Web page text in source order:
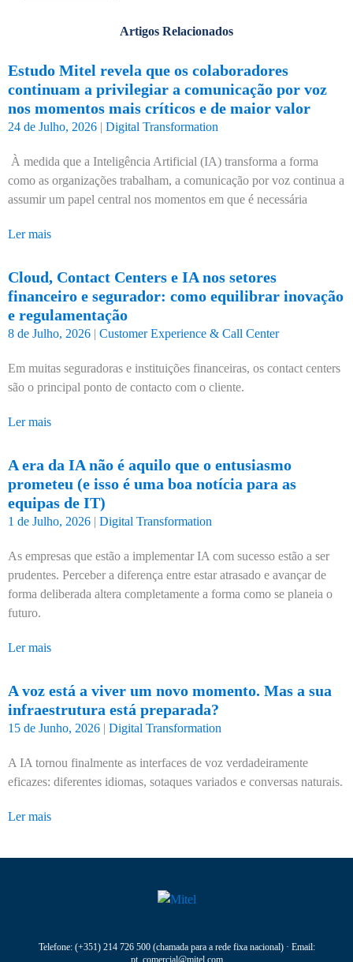
Artigos Relacionados
Estudo Mitel revela que os colaboradores
continuam a privilegiar a comunicação por voz
nos momentos mais críticos e de maior valor
24 de Julho, 2026 | Digital Transformation
À medida que a Inteligência Artificial (IA) transforma a forma
como as organizações trabalham, a comunicação por voz continua a
assumir um papel central nos momentos em que é necessária
Ler mais
Cloud, Contact Centers e IA nos setores
financeiro e segurador: como equilibrar inovação
e regulamentação
8 de Julho, 2026 | Customer Experience & Call Center
Em muitas seguradoras e instituições financeiras, os contact centers
são o principal ponto de contacto com o cliente.
Ler mais
A era da IA não é aquilo que o entusiasmo
prometeu (e isso é uma boa notícia para as
equipas de IT)
1 de Julho, 2026 | Digital Transformation
As empresas que estão a implementar IA com sucesso estão a ser
prudentes. Perceber a diferença entre estar atrasado e avançar de
forma deliberada altera completamente a forma como se planeia o
futuro.
Ler mais
A voz está a viver um novo momento. Mas a sua
infraestrutura está preparada?
15 de Junho, 2026 | Digital Transformation
A IA tornou finalmente as interfaces de voz verdadeiramente
eficazes: diferentes idiomas, sotaques variados e conversas naturais.
Ler mais
Telefone: (+351) 214 726 500(chamada para a rede fixa nacional) · Email: